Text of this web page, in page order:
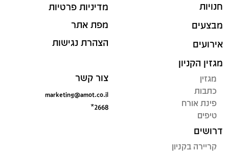
חנויות
מבצעים
אירועים
מגזין הקניון
מגזין
כתבות
פינת אורח
טיפים
דרושים
קריירה בקניון
מדיניות פרטיות
מפת אתר
הצהרת נגישות
צור קשר
marketing@amot.co.il
*2668